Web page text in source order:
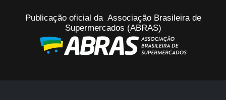
Publicação oficial da Associação Brasileira de
Supermercados (ABRAS)